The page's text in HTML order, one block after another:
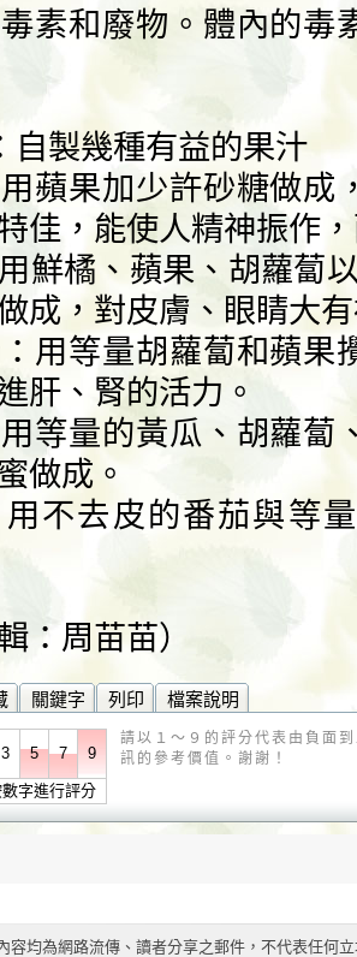
素和廢物。體內的毒
自製幾種有益的果汁
蘋果加少許砂糖做成
佳，能使人精神振作
鮮橘、蘋果、胡蘿蔔
成，對皮膚、眼睛大
用等量胡蘿蔔和蘋果
肝、腎的活力。
等量的黃瓜、胡蘿蔔
做成。
不去皮的番茄與等
：周苗苗）
關鍵字 列印 檔案說明
3 5 7 9
字進行評分
請以１～９的評分代表由負面
訊的參考價值。謝謝！
容均為網路流傳、讀者分享之郵件，不代表任何